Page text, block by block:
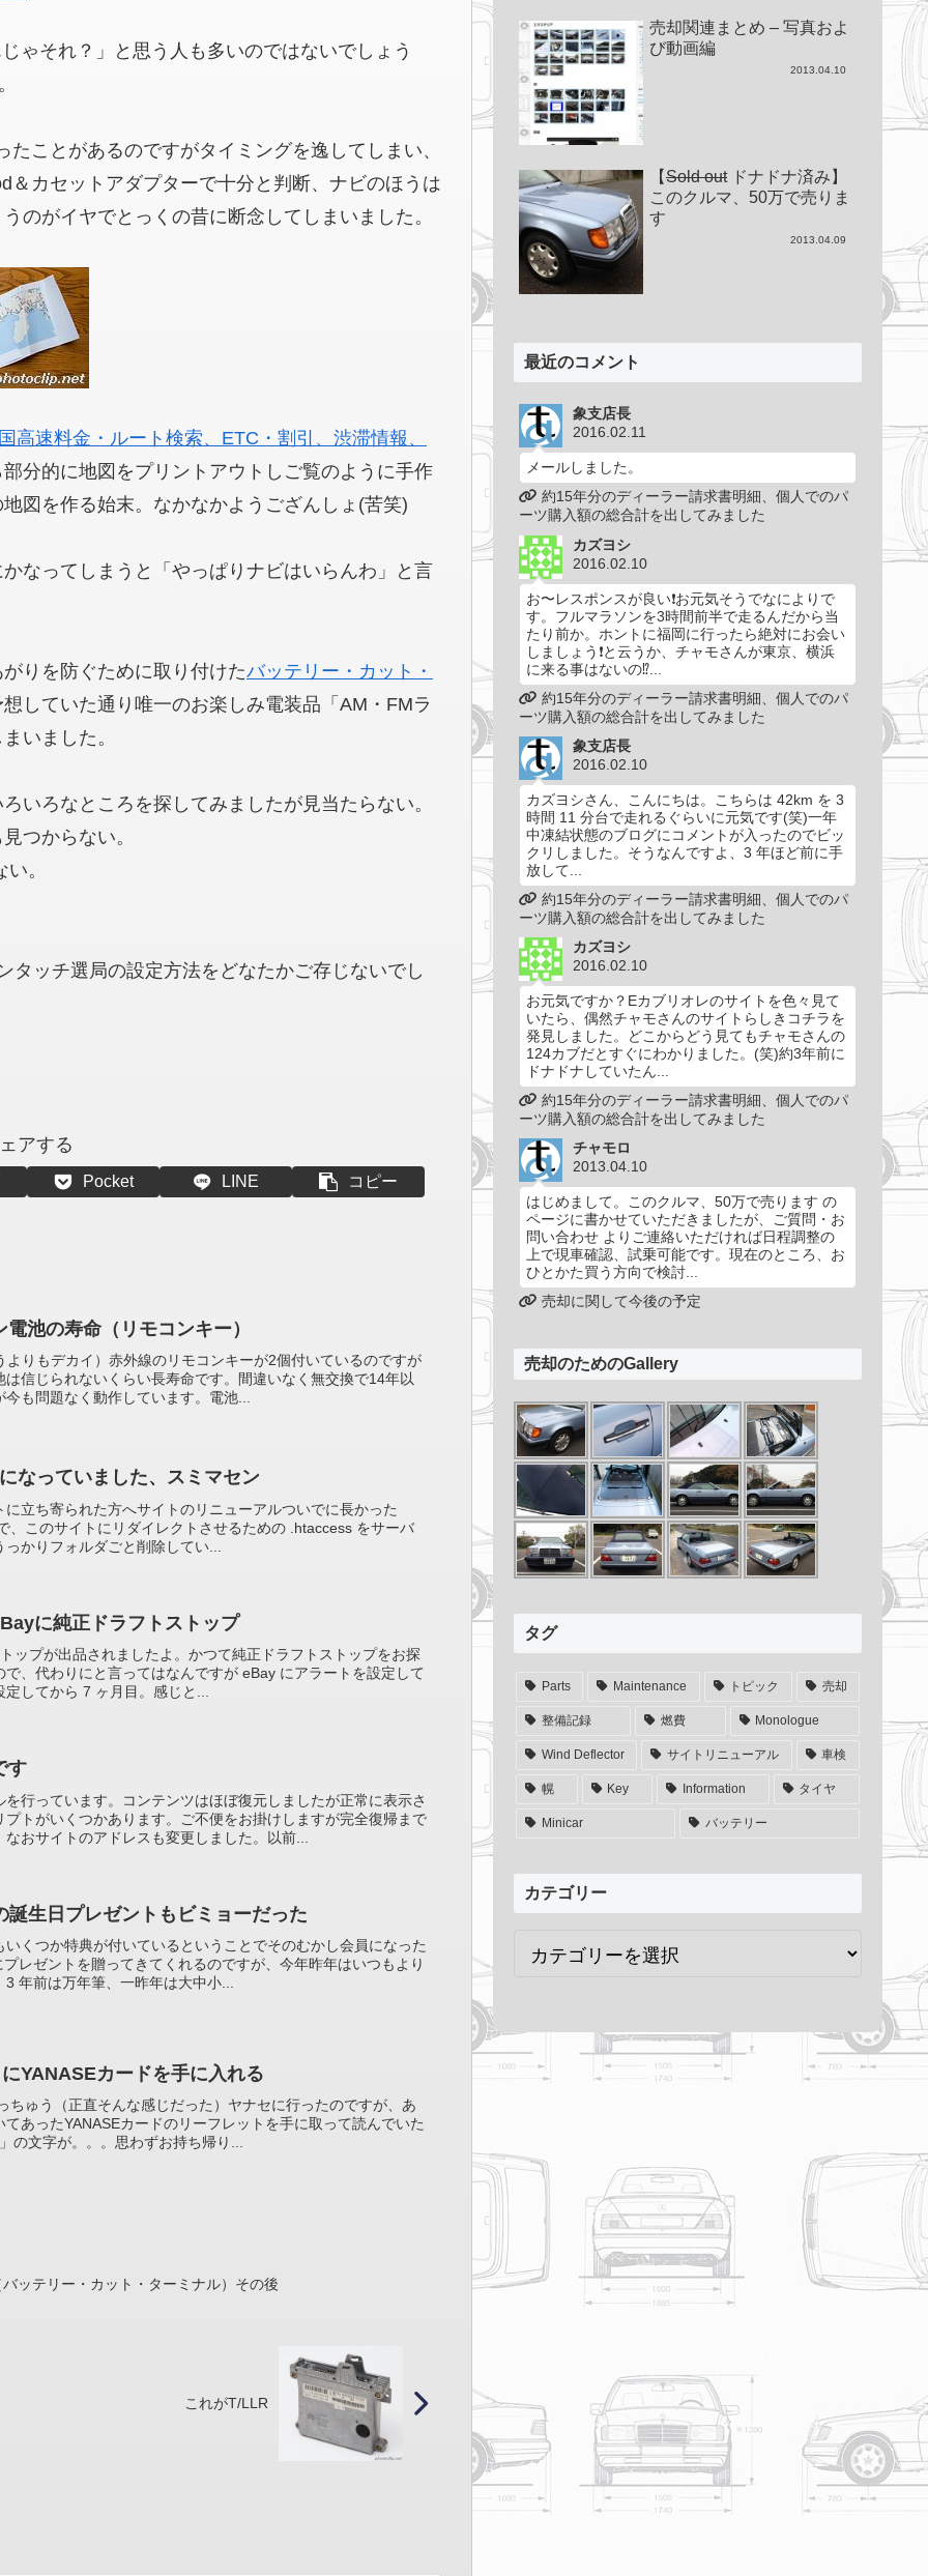
ゃそれ？」と思う人も多いのではないでしょう
ことがあるのですがタイミングを逸してしまい、
カセットアダプターで十分と判断、ナビのほうは
のがイヤでとっくの昔に断念してしまいました。
高速料金・ルート検索、ETC・割引、渋滞情報、
分的に地図をプリントアウトしご覧のように手作
図を作る始末。なかなかようござんしょ(苦笑)
なってしまうと「やっぱりナビはいらんわ」と言
りを防ぐために取り付けたバッテリー・カット・
していた通り唯一のお楽しみ電装品「AM・FMラ
いました。
いろなところを探してみましたが見当たらない。
つからない。
。
ッチ選局の設定方法をどなたかご存じないでし
アする
Pocket LINE コピー
池の寿命（リモコンキー）
りもデカイ）赤外線のリモコンキーが2個付いているのですが
信じられないくらい長寿命です。間違いなく無交換で14年以
も問題なく動作しています。電池...
なっていました、スミマセン
立ち寄られた方へサイトのリニューアルついでに長かった
、このサイトにリダイレクトさせるための .htaccess をサーバ
かりフォルダごと削除してい...
に純正ドラフトストップ
ップが出品されましたよ。かつて純正ドラフトストップをお探
、代わりにと言ってはなんですが eBay にアラートを設定して
してから 7 ヶ月目。感じと...
す
行っています。コンテンツはほぼ復元しましたが正常に表示さ
トがいくつかあります。ご不便をお掛けしますが完全復帰まで
おサイトのアドレスも変更しました。以前...
誕生日プレゼントもビミョーだった
くつか特典が付いているということでそのむかし会員になった
レゼントを贈ってきてくれるのですが、今年昨年はいつもより
年前は万年筆、一昨年は大中小...
YANASEカードを手に入れる
ちゅう（正直そんな感じだった）ヤナセに行ったのですが、あ
あったYANASEカードのリーフレットを手に取って読んでいた
の文字が。。。思わずお持ち帰り...
ッテリー・カット・ターミナル）その後
これがT/LLR
売却関連まとめ – 写真およ
び動画編
2013.04.10
【Sold outドナドナ済み】
このクルマ、50万で売りま
す
2013.04.09
最近のコメント
象支店長
2016.02.11
メールしました。
約15年分のディーラー請求書明細、個人でのパ
ーツ購入額の総合計を出してみました
カズヨシ
2016.02.10
お〜レスポンスが良い❗️お元気そうでなによりで
す。フルマラソンを3時間前半で走るんだから当
たり前か。ホントに福岡に行ったら絶対にお会い
しましょう❗️と云うか、チャモさんが東京、横浜
に来る事はないの⁉️...
約15年分のディーラー請求書明細、個人でのパ
ーツ購入額の総合計を出してみました
象支店長
2016.02.10
カズヨシさん、こんにちは。こちらは 42km を 3
時間 11 分台で走れるぐらいに元気です(笑)一年
中凍結状態のブログにコメントが入ったのでビッ
クリしました。そうなんですよ、3 年ほど前に手
放して...
約15年分のディーラー請求書明細、個人でのパ
ーツ購入額の総合計を出してみました
カズヨシ
2016.02.10
お元気ですか？Eカブリオレのサイトを色々見て
いたら、偶然チャモさんのサイトらしきコチラを
発見しました。どこからどう見てもチャモさんの
124カブだとすぐにわかりました。(笑)約3年前に
ドナドナしていたん...
約15年分のディーラー請求書明細、個人でのパ
ーツ購入額の総合計を出してみました
チャモロ
2013.04.10
はじめまして。このクルマ、50万で売ります の
ページに書かせていただきましたが、ご質問・お
問い合わせ よりご連絡いただければ日程調整の
上で現車確認、試乗可能です。現在のところ、お
ひとかた買う方向で検討...
売却に関して今後の予定
売却のためのGallery
タグ
Parts Maintenance トピック 売却
整備記録 燃費 Monologue
Wind Deflector サイトリニューアル 車検
幌 Key Information タイヤ
Minicar バッテリー
カテゴリー